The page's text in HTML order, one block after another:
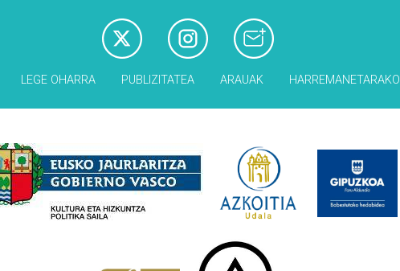
LEGE OHARRA PUBLIZITATEA ARAUAK HARREMANETARAKO